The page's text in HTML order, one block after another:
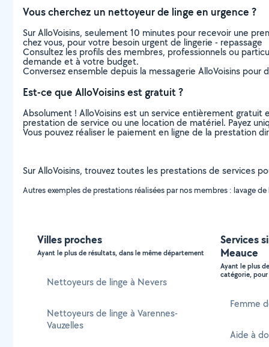
Vous cherchez un nettoyeur de linge en urgence ?
Sur AlloVoisins, seulement 10 minutes pour recevoir une
chez vous, pour votre besoin urgent de lingerie - repassage
Consultez les profils des membres, professionnels ou
demande et à votre budget.
Conversez ensemble depuis la messagerie AlloVoisins
Est-ce que AlloVoisins est gratuit ?
Absolument ! AlloVoisins est un service entièrement gratuit
prestation de service ou une location de matériel. Payez
Vous pouvez réaliser le paiement en ligne de la prestation
Sur AlloVoisins, trouvez toutes les prestations de services
Autres exemples de prestations réalisées par nos membres : lavage
Villes proches
Ayant le plus de résultats, dans le même département
Nettoyeurs de linge à Nevers
Nettoyeurs de linge à Varennes-
Vauzelles
Services
Meauce
Ayant le plus
catégorie,
Femme
Aide à